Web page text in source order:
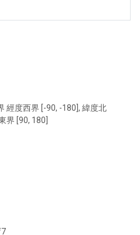
經度西界 [-90, -180], 緯度北
界 [90, 180]